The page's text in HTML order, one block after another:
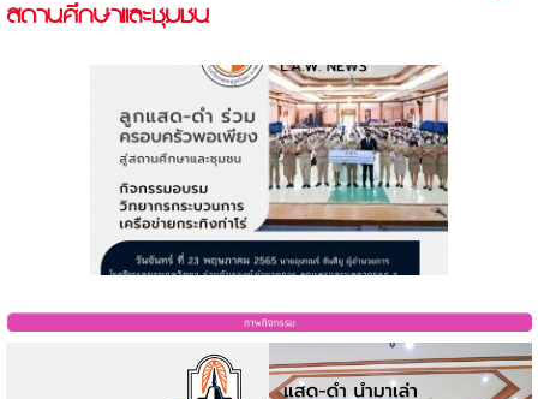
สถานศึกษาและชุมชน